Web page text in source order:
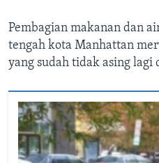
Pembagian makanan dan
tengah kota Manhattan
yang sudah tidak asing lagi